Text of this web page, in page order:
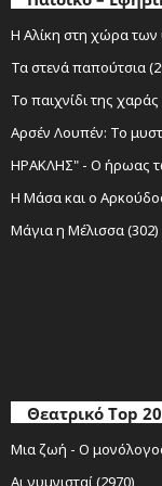
Η Αλίκη στη χώρα των
Τα στενά παπούτσια
Το παιχνίδι της χαράς
Αρσέν Λουπέν: Το
ΗΡΑΚΛΗΣ" - Ο ήρωας
Η Μάσα και ο
Μάγια η Μέλισσα (302)
Θεατρικό Top 20
Μια ζωή - Ο
Αι γυμνισταί (2970)